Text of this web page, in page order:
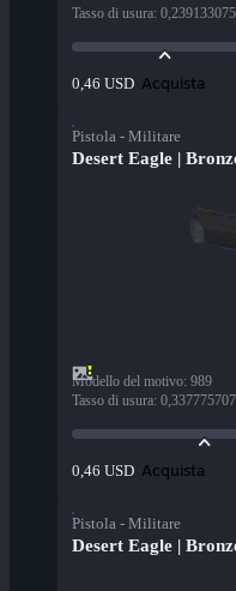
Tasso di usura: 0,239133075
0,46 USD Acquista
Pistola - Militare
Desert Eagle |
Modello del motivo: 989
Tasso di usura: 0,337775707
0,46 USD Acquista
Pistola - Militare
Desert Eagle |